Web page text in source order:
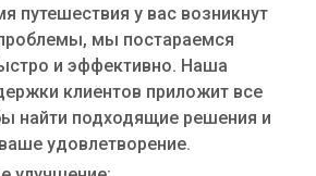
путешествия у вас возникнут
мы постараемся
и эффективно. Наша
клиентов приложит все
найти подходящие решения и
удовлетворение.